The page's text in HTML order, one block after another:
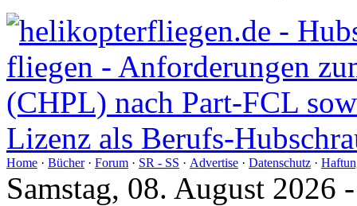
Home · Bücher· Forum · SR - SS · Advertise · Datenschutz ·
Samstag, 08. August